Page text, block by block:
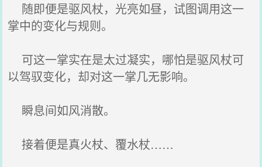
随即便是驱风杖，光亮如昼，试图调用这一
掌中的变化与规则。
可这一掌实在是太过凝实，哪怕是驱风杖可
以驾驭变化，却对这一掌几无影响。
瞬息间如风消散。
接着便是真火杖、覆水杖……